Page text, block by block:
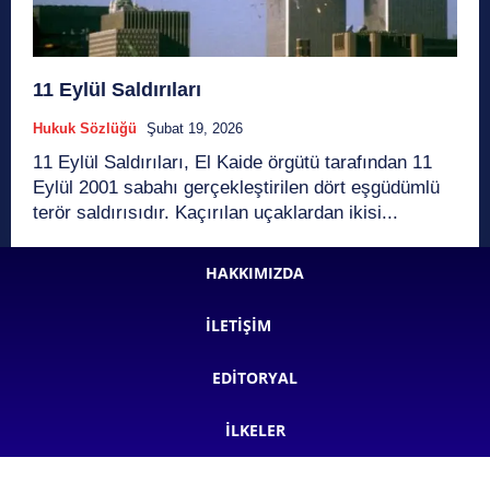
11 Eylül Saldırıları
Hukuk Sözlüğü Şubat 19, 2026
11 Eylül Saldırıları, El Kaide örgütü tarafından 11
Eylül 2001 sabahı gerçekleştirilen dört eşgüdümlü
terör saldırısıdır. Kaçırılan uçaklardan ikisi...
HAKKIMIZDA
İLETIŞIM
EDITORYAL
İLKELER